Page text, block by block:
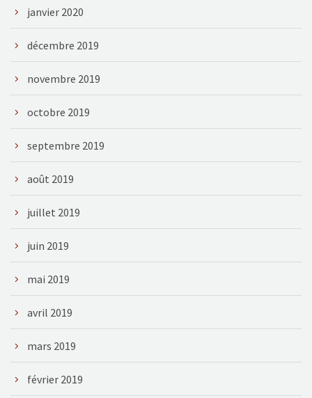
janvier 2020
décembre 2019
novembre 2019
octobre 2019
septembre 2019
août 2019
juillet 2019
juin 2019
mai 2019
avril 2019
mars 2019
février 2019